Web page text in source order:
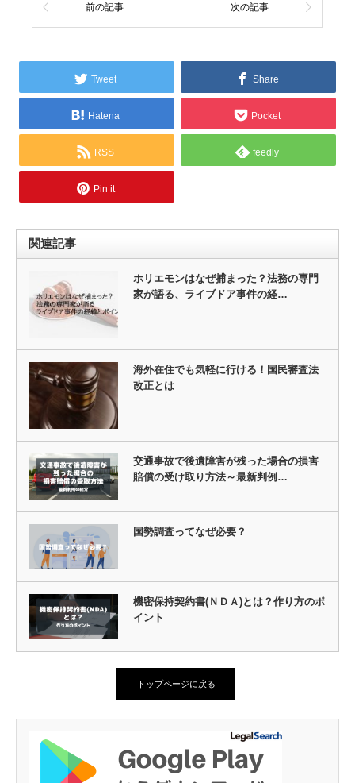
前の記事 次の記事
Tweet Share
Hatena Pocket
RSS feedly
Pin it
関連記事
ホリエモンはなぜ捕まった？法務の専門
家が語る、ライブドア事件の経…
海外在住でも気軽に行ける！国民審査法
改正とは
交通事故で後遺障害が残った場合の損害
賠償の受け取り方法～最新判例…
国勢調査ってなぜ必要？
機密保持契約書(ＮＤＡ)とは？作り方のポ
イント
トップページに戻る